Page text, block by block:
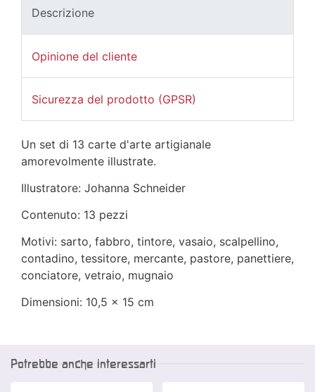
Descrizione
Opinione del cliente
Sicurezza del prodotto (GPSR)
Un set di 13 carte d'arte artigianale
amorevolmente illustrate.
Illustratore: Johanna Schneider
Contenuto: 13 pezzi
Motivi: sarto, fabbro, tintore, vasaio, scalpellino,
contadino, tessitore, mercante, pastore, panettiere,
conciatore, vetraio, mugnaio
Dimensioni: 10,5 x 15 cm
Potrebbe anche interessarti